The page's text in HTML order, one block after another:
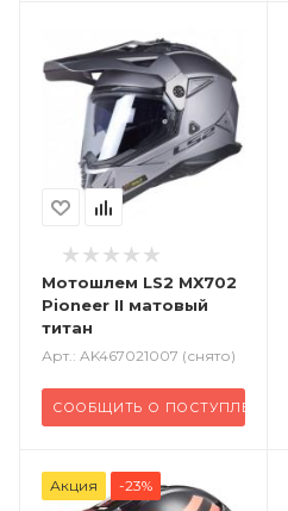
Мотошлем LS2 MX702
Pioneer II матовый
титан
Арт.: AK467021007 (снято)
СООБЩИТЬ О ПОСТУПЛЕНИИ
Акция -23%